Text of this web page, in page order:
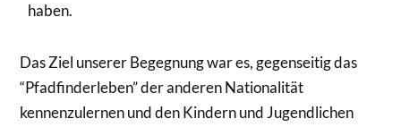
haben.
Das Ziel unserer Begegnung war es, gegenseitig das
“Pfadfinderleben” der anderen Nationalität
kennenzulernen und den Kindern und Jugendlichen